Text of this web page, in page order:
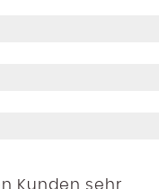
Kunden sehr